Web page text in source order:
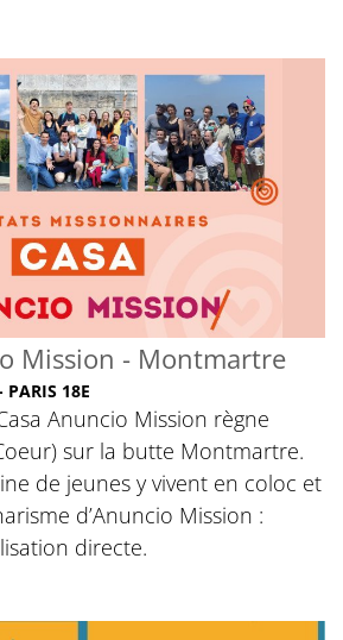
Mission - Montmartre
PARIS 18E
Anuncio Mission règne
sur la butte Montmartre.
de jeunes y vivent en coloc et
d’Anuncio Mission :
directe.